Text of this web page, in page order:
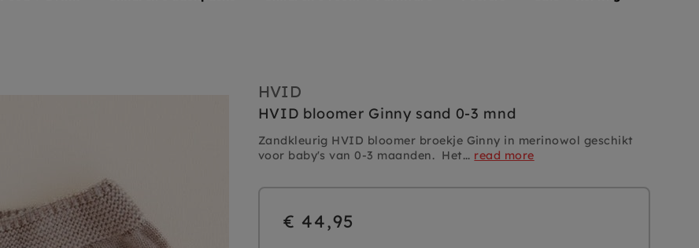
HVID
HVID bloomer Ginny sand 0-3 mnd
Zandkleurig HVID bloomer broekje Ginny in merinowol geschikt
voor baby's van 0-3 maanden. Het... read more
€ 44,95